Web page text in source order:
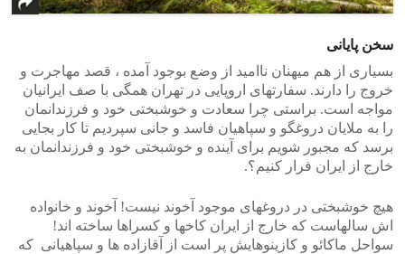
سخن پایانی
بسیاری از هم میهنان ناامید از وضع بوجود آمده ، قصد مهاجرت و
خروج را دارند. سفارتهای اروپایی در تهران همگی با صف ایرانیان
مواجه است. براستی چرا سعادت و خوشبختی خود و فرزندانمان
را به ملایان دروغگو و سپاهیان فاسد و جانی سپردیم تا کار بجایی
برسد که مجبور شویم برای آینده و خوشبختی خود و فرزندانمان به
خارج از ایران فرار کنیم؟.
هیچ خوشبختی در دروغهای موجود آخوند نیست! آخوند و خانواده
اش سالهاست که خارج از ایران کاخها و کسراها ساخته اند!
سواحل ماکائو و کازینوهایش پر است از آقازاده ها و سپاهیانی که